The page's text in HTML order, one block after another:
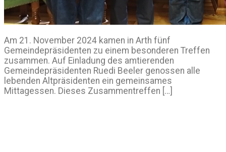
Am 21. November 2024 kamen in Arth fünf
Gemeindepräsidenten zu einem besonderen Treffen
zusammen. Auf Einladung des amtierenden
Gemeindepräsidenten Ruedi Beeler genossen alle
lebenden Altpräsidenten ein gemeinsames
Mittagessen. Dieses Zusammentreffen […]